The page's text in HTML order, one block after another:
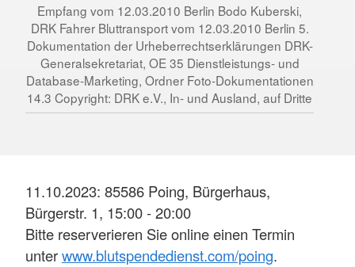
Empfang vom 12.03.2010 Berlin Bodo Kuberski,
DRK Fahrer Bluttransport vom 12.03.2010 Berlin 5.
Dokumentation der Urheberrechtserklärungen DRK-
Generalsekretariat, OE 35 Dienstleistungs- und
Database-Marketing, Ordner Foto-Dokumentationen
14.3 Copyright: DRK e.V., In- und Ausland, auf Dritte
11.10.2023: 85586 Poing, Bürgerhaus,
Bürgerstr. 1, 15:00 - 20:00
Bitte reserverieren Sie online einen Termin
unterwww.blutspendedienst.com/poing.